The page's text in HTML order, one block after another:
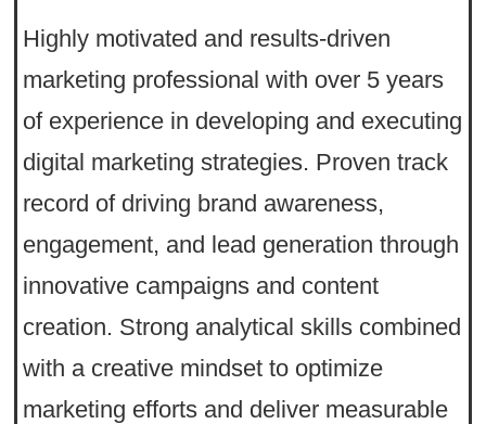
Highly motivated and results-driven
marketing professional with over 5 years
of experience in developing and executing
digital marketing strategies. Proven track
record of driving brand awareness,
engagement, and lead generation through
innovative campaigns and content
creation. Strong analytical skills combined
with a creative mindset to optimize
marketing efforts and deliver measurable